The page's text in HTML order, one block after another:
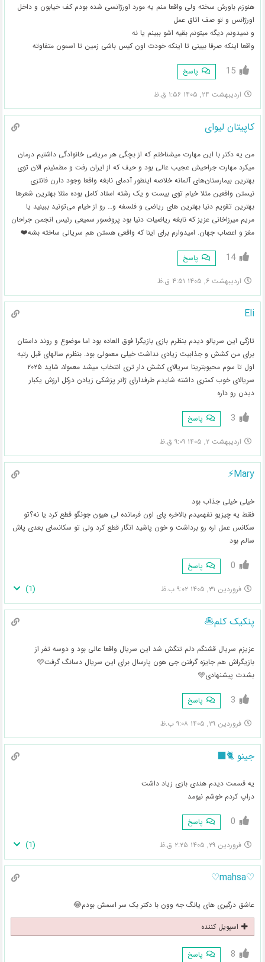
هنوزم باورش سخته ولی واقعا منم یه مورد اورژانسی شده بودم کف خیابون و داخل
اورژانس و تو صف اتاق عمل
و نمیدونم دیگه میتونم بقیه اشو ببینم یا نه
واقعا اینکه صرفا ببینی تا اینکه خودت اون کیس باشی زمین تا اسمون متفاوته
15 پاسخ
اردیبهشت ۲۴, ۱۴۰۵ ۱:۵۶ ق.ظ
کاپیتان لیوای
من یه دکتر با این مهارت میشناختم که از بچگی هر مریضی خانوادگی داشتیم درمان
میکرد مهارت جراحیش عجیب عالی بود و حیف که از ایران رفت و مطمئینم الان توی
بهترین بیمارستان‌های آلمانه خلاصه اینطور آدمای نابغه واقعا وجود دارن فانتزی
نیستن واقعین مثلا خیام توی بیست و یک رشته استاد کامل بوده مثلا بهترین شعرها
بهترین تقویم دنیا بهترین های ریاضی و فلسفه و… رو از خیام می‌تونید ببینید یا
مریم میرزاخانی عزیز که نابغه ریاضیات دنیا بود پروفسور سمیعی رئیس انجمن جراحان
مغز و اعصاب جهان. امیدوارم برای اینا که واقعی هستن هم سریالی ساخته بشه❤️
14 پاسخ
اردیبهشت ۶, ۱۴۰۵ ۴:۵۱ ق.ظ
Eli
تازگی این سریالو دیدم بنظرم بازی بازیگرا فوق العاده بود اما موضوع و روند داستان
برای من کشش و جذابیت زیادی نداشت خیلی معمولی بود. بنظرم سالهای قبل رتبه
اول تا سوم محبوبترینا سریالای کشش دار تری انتخاب میشد معمولا، شاید ۲۰۲۵
سریالای خوب کمتری داشته شایدم طرفدارای ژانر پزشکی زیادن درکل ارزش یکبار
دیدن رو داره
3 پاسخ
اردیبهشت ۲, ۱۴۰۵ ۹:۰۹ ق.ظ
Mary⚡️
خیلی خیلی جذاب بود
فقط یه چیزیو نفهمیدم بالاخره پای اون فرمانده لی هیون جونگو قطع کرد یا نه؟تو
سکانس عمل اره رو برداشت و خون پاشید انگار قطع کرد ولی تو سکانسای بعدی پاش
سالم بود
0 پاسخ
فروردین ۳۱, ۱۴۰۵ ۹:۰۲ ب.ظ (
1
)
پنکیک کلم🥞
عزیزم سریال قشنگم دلم تنگش شد این سریال واقعا عالی بود و دوسه تفر از
بازیگراش هم جایزه گرفتن جی هون پارسال برای این سریال دسانگ گرفت‌🩷
بشدت پیشنهادی🩵
3 پاسخ
فروردین ۲۹, ۱۴۰۵ ۹:۰۸ ب.ظ
جینو 🐈‍⬛
یه قسمت دیدم هندی بازی زیاد داشت
دراپ کردم خوشم نیومد
0 پاسخ
فروردین ۲۹, ۱۴۰۵ ۲:۲۵ ق.ظ (
1
)
♡mahsa♡
عاشق درگیری های یانگ جه وون با دکتر بک سر اسمش بودم😂
اسپویل کننده
8 پاسخ